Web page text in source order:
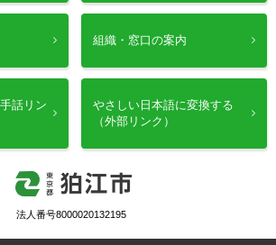
組織・窓口の案内
話リン
やさしい日本語に変換する
（外部リンク）
法人番号8000020132195